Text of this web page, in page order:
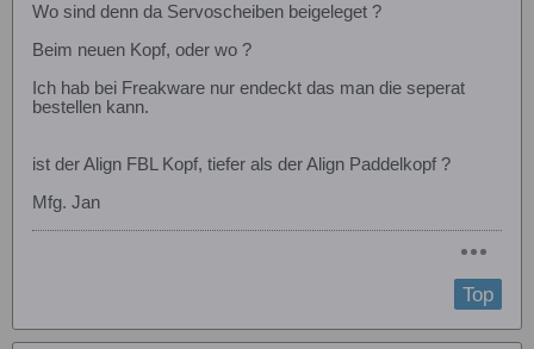
Wo sind denn da Servoscheiben beigeleget ?
Beim neuen Kopf, oder wo ?
Ich hab bei Freakware nur endeckt das man die seperat
bestellen kann.
ist der Align FBL Kopf, tiefer als der Align Paddelkopf ?
Mfg. Jan
Top